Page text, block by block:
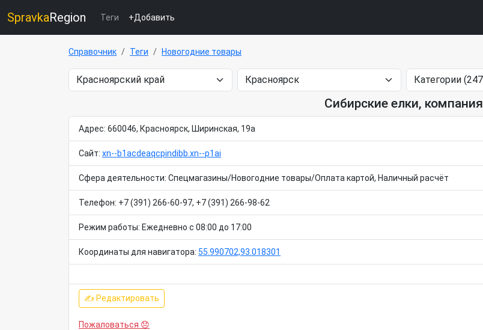
SpravkaRegion Теги +Добавить
Справочник Теги Новогодние товары
Сибирские елки, компания
Адрес: 660046, Красноярск, Ширинская, 19а
Сайт: xn--b1acdeaqcpindibb.xn--p1ai
Сфера деятельности: Спецмагазины/Новогодние товары/Оплата картой, Наличный расчёт
Телефон: +7 (391) 266-60-97, +7 (391) 266-98-62
Режим работы: Ежедневно с 08:00 до 17:00
Координаты для навигатора: 55.990702,93.018301
✍ Редактировать
Пожаловаться 😞